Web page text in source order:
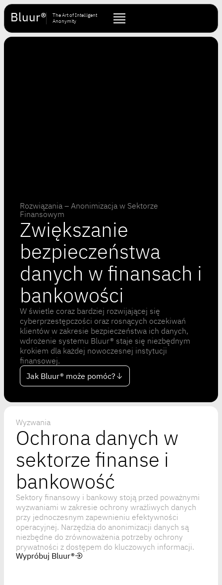
Bluur®
The Art of Intelligent
Anonymity
Rozwiązania – Anonimizacja w Sektorze
Finansowym
Zwiększanie
bezpieczeństwa
danych w finansach i
bankowości
W świetle coraz bardziej rozwijającej się
cyberprzestępczości oraz rosnących oczekiwań
klientów w zakresie bezpieczeństwa ich danych,
wdrożenie systemu Bluur® staje się niezbędnym
krokiem dla każdej nowoczesnej instytucji
finansowej.
Jak Bluur® może pomóc?
Wyzwania
Ochrona danych w
sektorze finanse i
bankowość
Sektory finansowy i bankowy stoją przed poważnymi
wyzwaniami w zakresie ochrony wrażliwych danych
przy jednoczesnym zapewnieniu efektywności
operacyjnej. Narzędzia do anonimizacji danych są
niezbędne do zrównoważenia potrzeby ochrony
prywatności z dostępem do kluczowych informacji.
Wypróbuj Bluur®